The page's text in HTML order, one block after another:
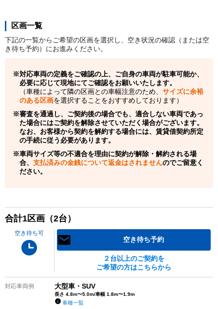
区画一覧
下記の一覧からご希望の区画を選択し、空き状況の確認（または空
き待ち予約）にお進みください。
対応車両の定義をご確認の上、ご自身の車両が駐車可能か、
必要に応じて現地にてご確認をお願いいたします。
（車種によって隣の区画との車幅注意のため、 サイズに余裕
のある区画を選択することをおすすめしております）
審査を通過し、ご契約後の場合でも、適合しない車両であっ
た場合にはご契約を解除させていただく場合がございます。
なお、お客様から契約を解約する場合には、賃貸借契約所定
の手続に従う必要があります。
車両サイズ等の不適合を理由に契約が解除・解約される場
合、 支払済みの金銭について返金はされませんのでご留意く
ださい。
合計1区画（2台）
空き待ち可
空き待ち予約
２台以上のご契約を
ご希望の方はこちらから
対応車両例 大型車・SUV
長さ 4.8m〜5.0m/車幅 1.8m〜1.9m
車種一覧